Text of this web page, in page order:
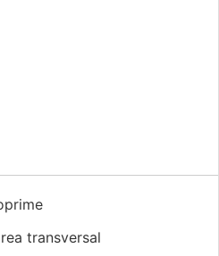
transversal